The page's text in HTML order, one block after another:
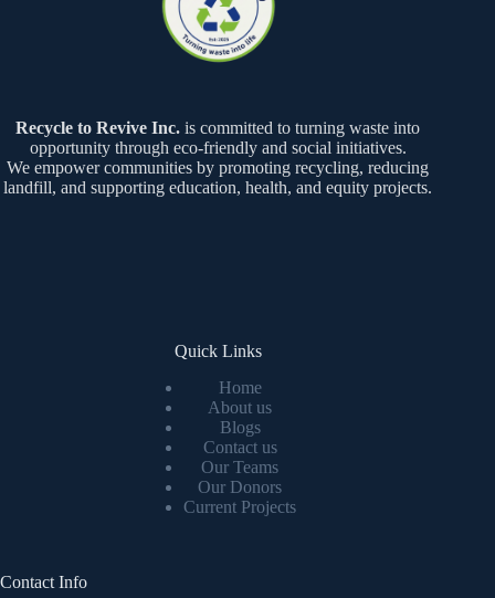
Recycle to Revive Inc. is committed to turning waste into
opportunity through eco-friendly and social initiatives.
We empower communities by promoting recycling, reducing
landfill, and supporting education, health, and equity projects.
Quick Links
Home
About us
Blogs
Contact us
Our Teams
Our Donors
Current Projects
Contact Info